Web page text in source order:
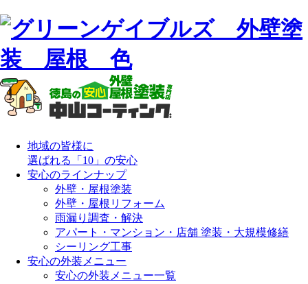
地域の皆様に
選ばれる「10」の安心
安心のラインナップ
外壁・屋根塗装
外壁・屋根リフォーム
雨漏り調査・解決
アパート・マンション・店舗 塗装・大規模修繕
シーリング工事
安心の外装メニュー
安心の外装メニュー一覧